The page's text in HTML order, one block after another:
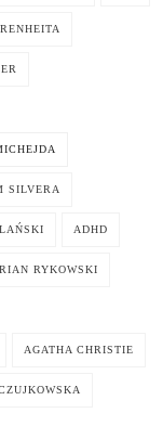
SILVERA
ADHD
RYKOWSKI
AGATHA CHRISTIE